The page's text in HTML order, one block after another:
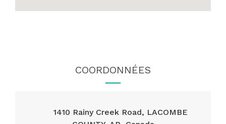
COORDONNÉES
1410 Rainy Creek Road, LACOMBE